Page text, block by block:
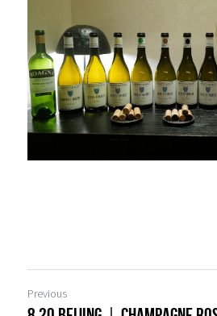
Previous